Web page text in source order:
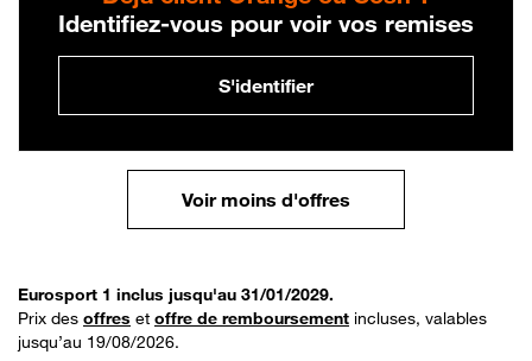
Identifiez-vous pour voir vos remises
S'identifier
Voir moins d'offres
Eurosport 1 inclus jusqu'au 31/01/2029.
Prix des offres et offre de remboursement incluses, valables
jusqu’au 19/08/2026.